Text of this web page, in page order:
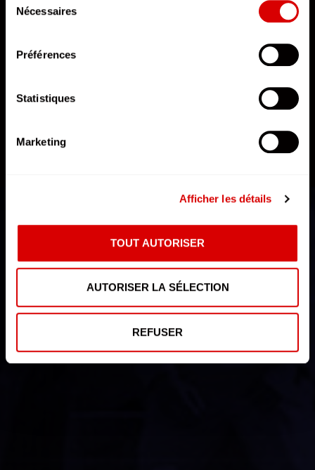
depuis la page Mentions Légales.
Nécessaires
Préférences
Statistiques
Marketing
Afficher les détails
TOUT AUTORISER
AUTORISER LA SÉLECTION
REFUSER
14 Pixels
DÉCOUVRIR L'AFTERMOVIE